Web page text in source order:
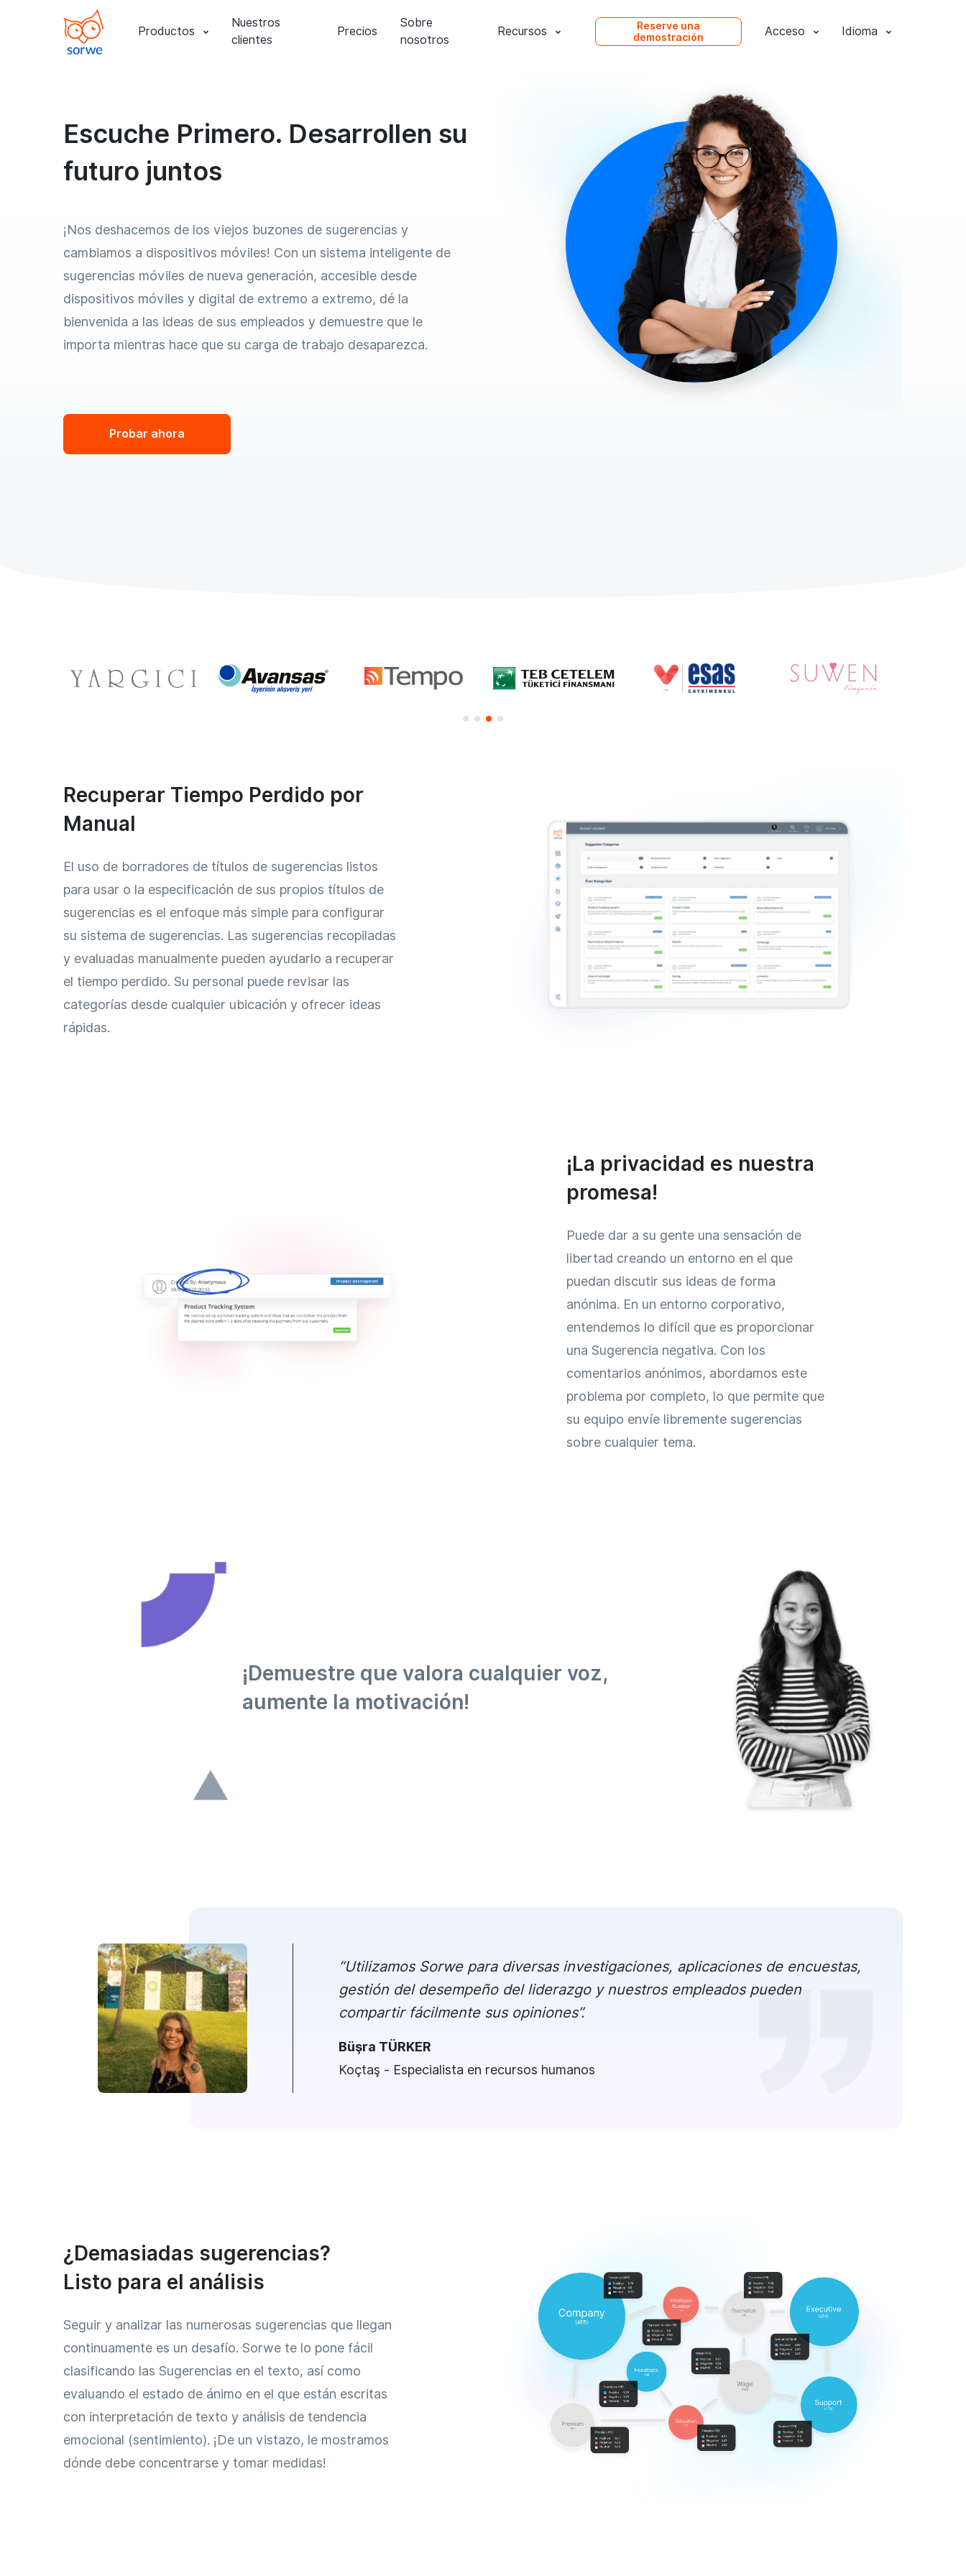
Productos
Nuestros
clientes
Precios
Sobre
nosotros
Recursos
Reserve una
demostración
Acceso Idioma
Escuche Primero. Desarrollen su
futuro juntos
¡Nos deshacemos de los viejos buzones de sugerencias y
cambiamos a dispositivos móviles! Con un sistema inteligente de
sugerencias móviles de nueva generación, accesible desde
dispositivos móviles y digital de extremo a extremo, dé la
bienvenida a las ideas de sus empleados y demuestre que le
importa mientras hace que su carga de trabajo desaparezca.
Probar ahora
Recuperar Tiempo Perdido por
Manual
El uso de borradores de títulos de sugerencias listos
para usar o la especificación de sus propios títulos de
sugerencias es el enfoque más simple para configurar
su sistema de sugerencias. Las sugerencias recopiladas
y evaluadas manualmente pueden ayudarlo a recuperar
el tiempo perdido. Su personal puede revisar las
categorías desde cualquier ubicación y ofrecer ideas
rápidas.
¡La privacidad es nuestra
promesa!
Puede dar a su gente una sensación de
libertad creando un entorno en el que
puedan discutir sus ideas de forma
anónima. En un entorno corporativo,
entendemos lo difícil que es proporcionar
una Sugerencia negativa. Con los
comentarios anónimos, abordamos este
problema por completo, lo que permite que
su equipo envíe libremente sugerencias
sobre cualquier tema.
¡Demuestre que valora cualquier voz,
aumente la motivación!
“Utilizamos Sorwe para diversas investigaciones, aplicaciones de encuestas,
gestión del desempeño del liderazgo y nuestros empleados pueden
compartir fácilmente sus opiniones”.
Büşra TÜRKER
Koçtaş - Especialista en recursos humanos
¿Demasiadas sugerencias?
Listo para el análisis
Seguir y analizar las numerosas sugerencias que llegan
continuamente es un desafío. Sorwe te lo pone fácil
clasificando las Sugerencias en el texto, así como
evaluando el estado de ánimo en el que están escritas
con interpretación de texto y análisis de tendencia
emocional (sentimiento). ¡De un vistazo, le mostramos
dónde debe concentrarse y tomar medidas!